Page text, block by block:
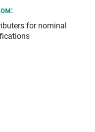
for nominal